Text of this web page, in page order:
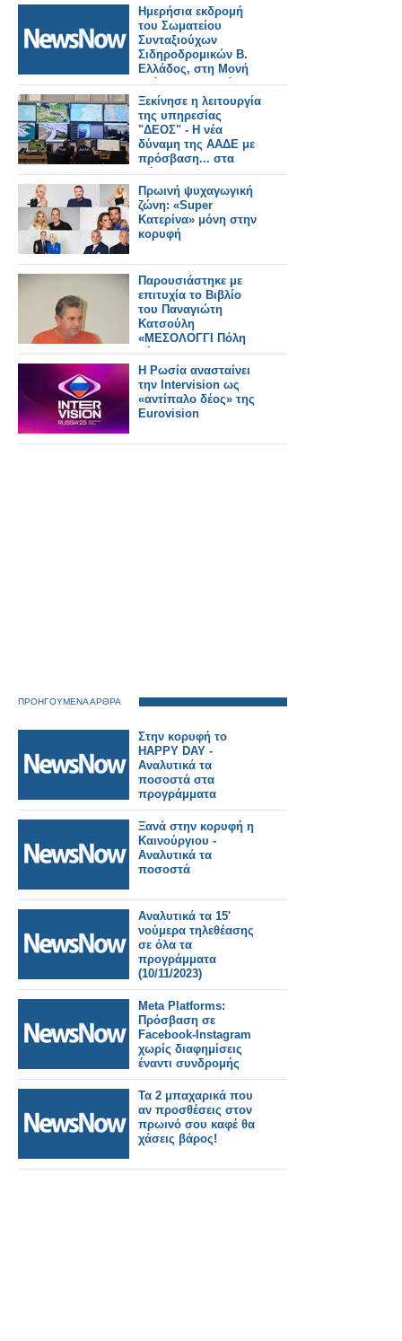
Ημερήσια εκδρομή
του Σωματείου
Συνταξιούχων
Σιδηροδρομικών Β.
Ελλάδος, στη Μονή
Ιωάννου Προδρόμου
και στα Οχυρά
Ρούπελ.
Ξεκίνησε η λειτουργία
της υπηρεσίας
"ΔΕΟΣ" - Η νέα
δύναμη της ΑΑΔΕ με
πρόσβαση... στα
πάντα
Πρωινή ψυχαγωγική
ζώνη: «Super
Κατερίνα» μόνη στην
κορυφή
Παρουσιάστηκε με
επιτυχία το Βιβλίο
του Παναγιώτη
Κατσούλη
«ΜΕΣΟΛΟΓΓΙ Πόλη
Σύμβολο της
Οικουμενικότητας»
την Παρασκευή 17
Οκτωβρίου 2025 στην
Αθηνα
Η Ρωσία ανασταίνει
την Intervision ως
«αντίπαλο δέος» της
Eurovision
ΠΡΟΗΓΟΥΜΕΝΑ ΑΡΘΡΑ
Στην κορυφή το
HAPPY DAY -
Αναλυτικά τα
ποσοστά στα
προγράμματα
(10/11/2023)
Ξανά στην κορυφή η
Καινούργιου -
Αναλυτικά τα
ποσοστά
Αναλυτικά τα 15'
νούμερα τηλεθέασης
σε όλα τα
προγράμματα
(10/11/2023)
Meta Platforms:
Πρόσβαση σε
Facebook-Instagram
χωρίς διαφημίσεις
έναντι συνδρομής
Τα 2 μπαχαρικά που
αν προσθέσεις στον
πρωινό σου καφέ θα
χάσεις βάρος!